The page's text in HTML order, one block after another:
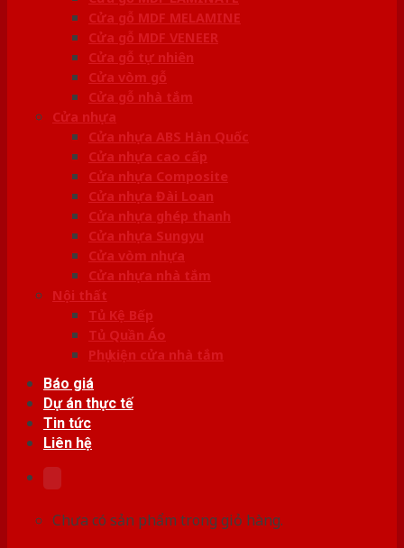
Cửa gỗ MDF MELAMINE
Cửa gỗ MDF VENEER
Cửa gỗ tự nhiên
Cửa vòm gỗ
Cửa gỗ nhà tắm
Cửa nhựa
Cửa nhựa ABS Hàn Quốc
Cửa nhựa cao cấp
Cửa nhựa Composite
Cửa nhựa Đài Loan
Cửa nhựa ghép thanh
Cửa nhựa Sungyu
Cửa vòm nhựa
Cửa nhựa nhà tắm
Nội thất
Tủ Kệ Bếp
Tủ Quần Áo
Phụ kiện cửa nhà tắm
Báo giá
Dự án thực tế
Tin tức
Liên hệ
Chưa có sản phẩm trong giỏ hàng.